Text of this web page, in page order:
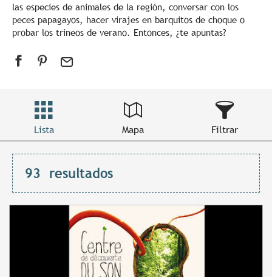
las especies de animales de la región, conversar con los
peces papagayos, hacer virajes en barquitos de choque o
probar los trineos de verano. Entonces, ¿te apuntas?
Lista Mapa Filtrar
93 resultados